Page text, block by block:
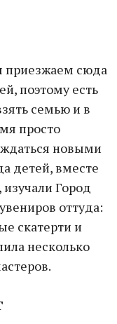
приезжаем сюда
поэтому есть
семью и в
просто
новыми
детей, вместе
Город
оттуда:
скатерти и
несколько